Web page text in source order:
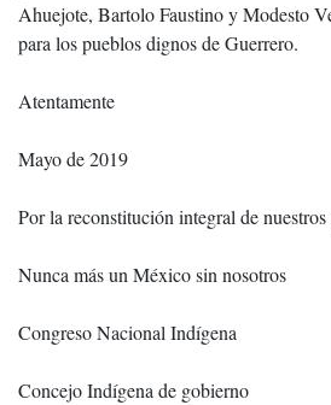
Ahuejote, Bartolo Faustino y Modesto
para los pueblos dignos de Guerrero.
Atentamente
Mayo de 2019
Por la reconstitución integral de
Nunca más un México sin nosotros
Congreso Nacional Indígena
Concejo Indígena de gobierno